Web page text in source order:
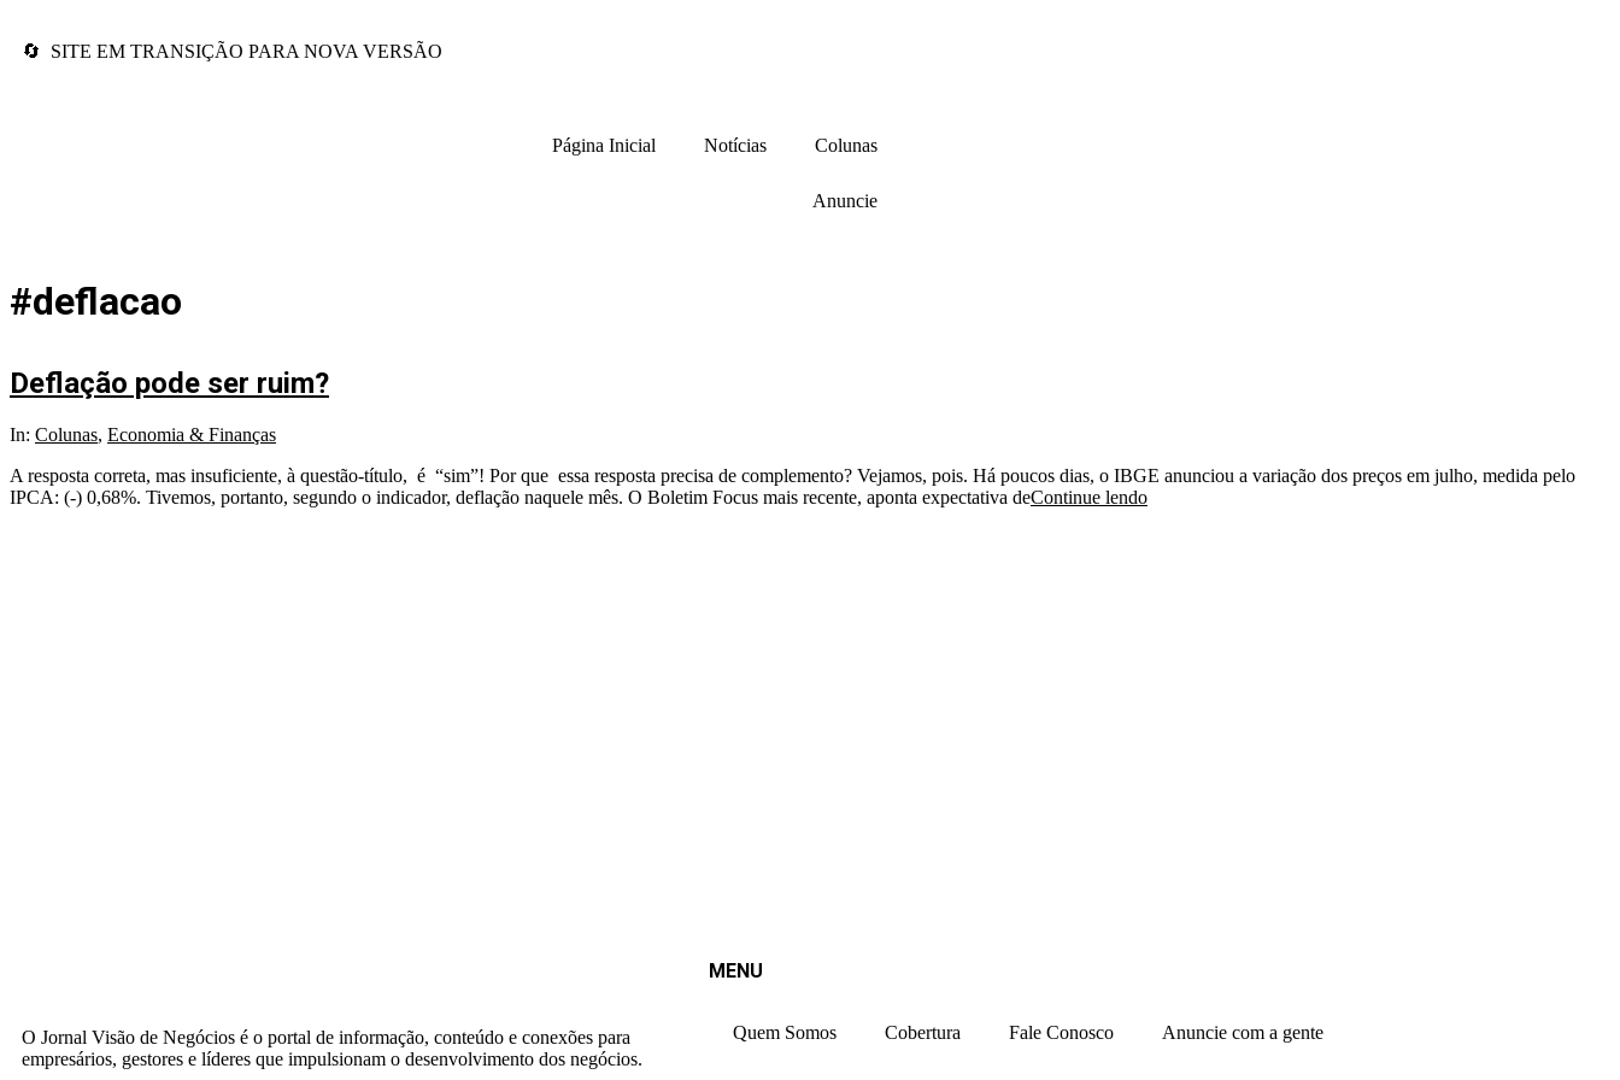
🔄 SITE EM TRANSIÇÃO PARA NOVA VERSÃO
Página Inicial Notícias Colunas
Anuncie
#deflacao
Deflação pode ser ruim?
In: Colunas, Economia & Finanças
A resposta correta, mas insuficiente, à questão-título, é “sim”! Por que essa resposta precisa de complemento? Vejamos, pois. Há poucos dias, o IBGE anunciou a variação dos preços em julho, medida pelo
IPCA: (-) 0,68%. Tivemos, portanto, segundo o indicador, deflação naquele mês. O Boletim Focus mais recente, aponta expectativa deContinue lendo
O Jornal Visão de Negócios é o portal de informação, conteúdo e conexões para
empresários, gestores e líderes que impulsionam o desenvolvimento dos negócios.
MENU
Quem Somos Cobertura Fale Conosco Anuncie com a gente